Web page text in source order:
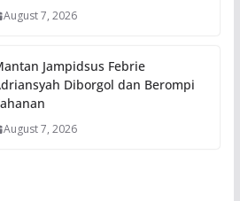
August 7, 2026
Jampidsus Febrie
Diborgol dan Berompi
August 7, 2026